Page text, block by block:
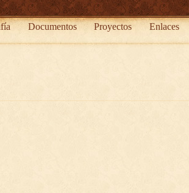
Documentos Proyectos Enlaces